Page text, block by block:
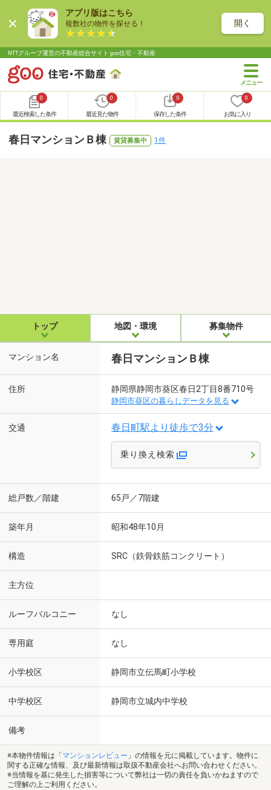
アプリ版はこちら
複数社の物件を探せる！ 開く
NTTグループ運営の不動産総合サイト goo住宅・不動産
0
最近検索した条件
0
最近見た物件
0
保存した条件
0
お気に入り
春日マンションＢ棟 賃貸募集中 1件
トップ 地図・環境 募集物件
マンション名 春日マンションＢ棟
住所 静岡県静岡市葵区春日2丁目8番710号
静岡市葵区の暮らしデータを見る
交通 春日町駅より徒歩で3分
乗り換え検索
総戸数／階建 65戸／7階建
築年月 昭和48年10月
構造 SRC（鉄骨鉄筋コンクリート）
主方位
ルーフバルコニー なし
専用庭 なし
小学校区 静岡市立伝馬町小学校
中学校区 静岡市立城内中学校
備考
※本物件情報は「 マンションレビュー 」の情報を元に掲載しています。物件に
関する正確な情報、及び最新情報は取扱不動産会社へお問い合わせください。
※当情報を基に発生した損害等について弊社は一切の責任を負いかねますので
ご理解の上ご利用ください。